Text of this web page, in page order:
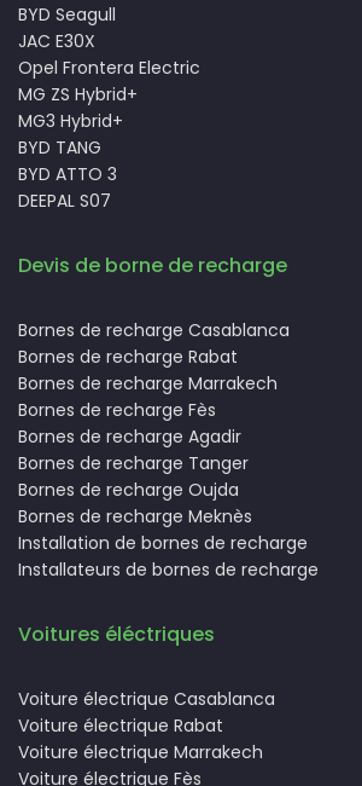
BYD Seagull
JAC E30X
Opel Frontera Electric
MG ZS Hybrid+
MG3 Hybrid+
BYD TANG
BYD ATTO 3
DEEPAL S07
Devis de borne de recharge
Bornes de recharge Casablanca
Bornes de recharge Rabat
Bornes de recharge Marrakech
Bornes de recharge Fès
Bornes de recharge Agadir
Bornes de recharge Tanger
Bornes de recharge Oujda
Bornes de recharge Meknès
Installation de bornes de recharge
Installateurs de bornes de recharge
Voitures éléctriques
Voiture électrique Casablanca
Voiture électrique Rabat
Voiture électrique Marrakech
Voiture électrique Fès